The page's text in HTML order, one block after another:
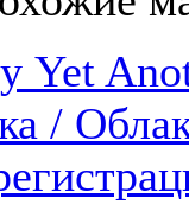
Yet
/